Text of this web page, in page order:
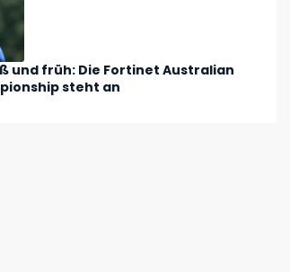
und früh: Die Fortinet Australian
steht an